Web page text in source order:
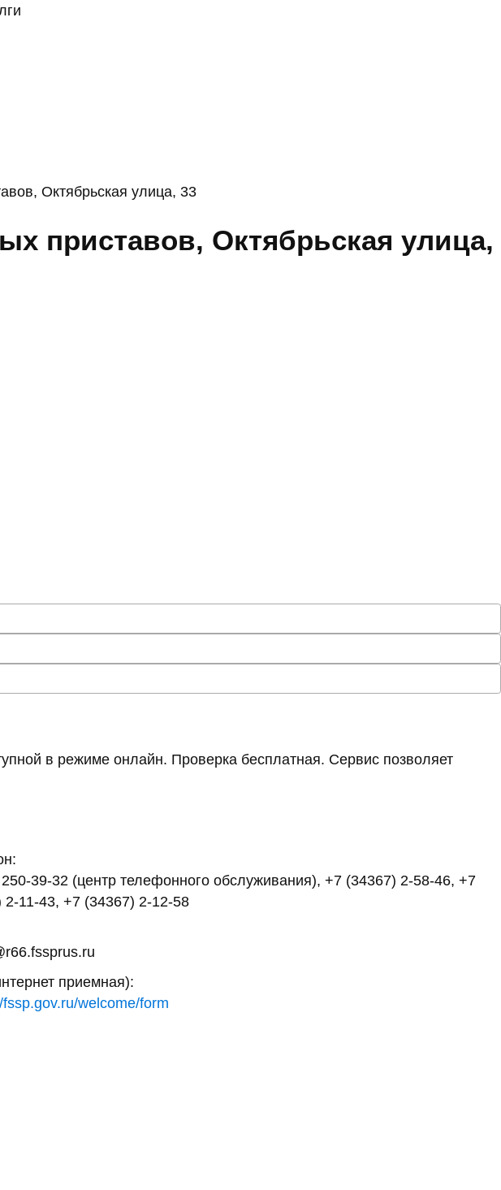
Октябрьская улица, 33
приставов, Октябрьская улица,
в режиме онлайн. Проверка бесплатная. Сервис позволяет
39-32 (центр телефонного обслуживания), +7 (34367) 2-58-46, +7
2-11-43, +7 (34367) 2-12-58
приемная):
fssp.gov.ru/welcome/form